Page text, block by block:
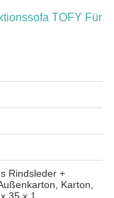
TOFY Für
Rindsleder +
Karton,